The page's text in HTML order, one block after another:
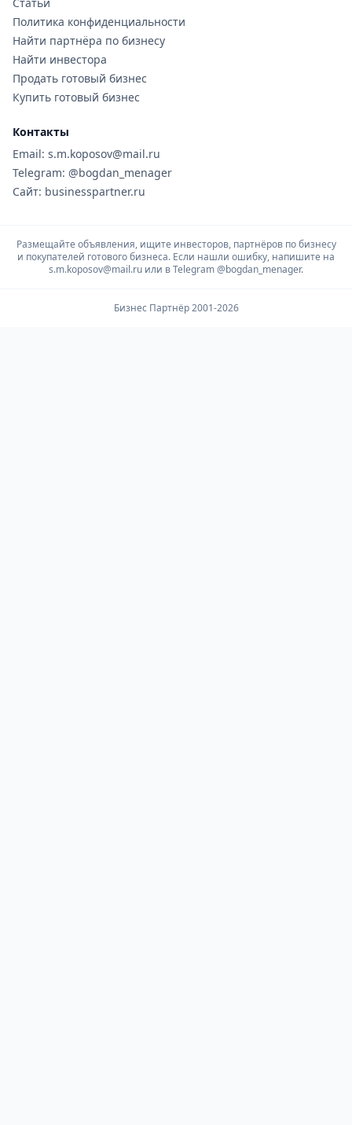
Политика конфиденциальности
Найти партнёра по бизнесу
Найти инвестора
Продать готовый бизнес
Купить готовый бизнес
Контакты
Email: s.m.koposov@mail.ru
Telegram: @bogdan_menager
Сайт: businesspartner.ru
Размещайте объявления, ищите инвесторов, партнёров по бизнесу
и покупателей готового бизнеса. Если нашли ошибку, напишите на
s.m.koposov@mail.ru или в Telegram@bogdan_menager.
Бизнес Партнёр 2001-2026